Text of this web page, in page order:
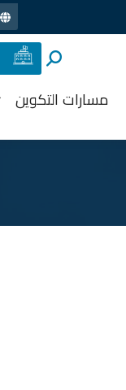
مسارات التكوين